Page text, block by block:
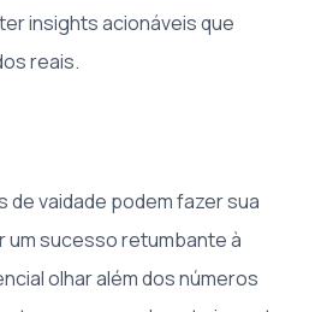
insights acionáveis que
reais.
de vaidade podem fazer sua
um sucesso retumbante à
olhar além dos números